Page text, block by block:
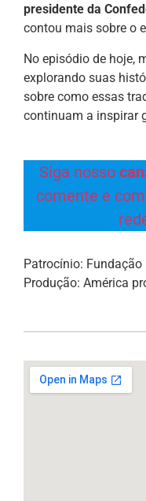
presidente da
contou mais sobre o
No episódio de hoje,
explorando suas
sobre como essas
continuam a inspirar
Siga nosso
comente e
Patrocínio:
Produção: América